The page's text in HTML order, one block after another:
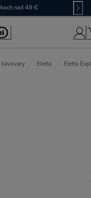
nad 49 €
kávovary Eletta Eletta